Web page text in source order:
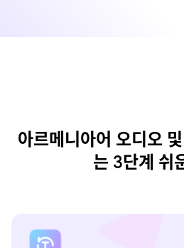
아르메니아어 오디오
는 3단계 쉬